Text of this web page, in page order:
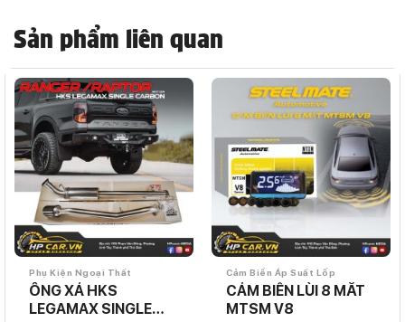
Sản phẩm liên quan
Phụ Kiện Ngoại Thất
ỐNG XẢ HKS
LEGAMAX SINGLE
Cảm Biến Áp Suất Lốp
CẢM BIẾN LÙI 8 MẮT
MTSM V8